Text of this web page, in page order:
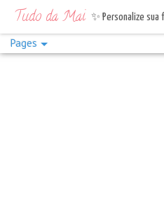
Tudo da Mai ✨ Personalize sua festa com criatividade! Aqui
Pages